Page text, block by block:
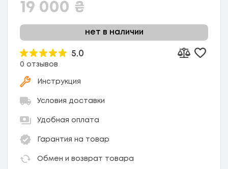
19 000 ₴
нет в наличии
5.0
0 отзывов
Добавить
Инструкция
Условия доставки
Удобная оплата
Гарантия на товар
Обмен и возврат товара